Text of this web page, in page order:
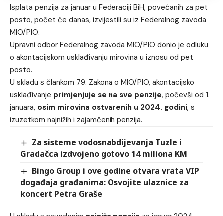
Isplata penzija za januar u Federaciji BiH, povećanih za pet
posto, počet će danas, izvijestili su iz Federalnog zavoda
MIO/PIO.
Upravni odbor Federalnog zavoda MIO/PIO donio je odluku
o akontacijskom usklađivanju mirovina u iznosu od pet
posto.
U skladu s člankom 79. Zakona o MIO/PIO, akontacijsko
usklađivanje primjenjuje se na sve penzije, počevši od 1.
januara, osim mirovina ostvarenih u 2024. godini, s
izuzetkom najnižih i zajamčenih penzija.
Za sisteme vodosnabdijevanja Tuzle i
Gradačca izdvojeno gotovo 14 miliona KM
Bingo Group i ove godine otvara vrata VIP
događaja građanima: Osvojite ulaznice za
koncert Petra Graše